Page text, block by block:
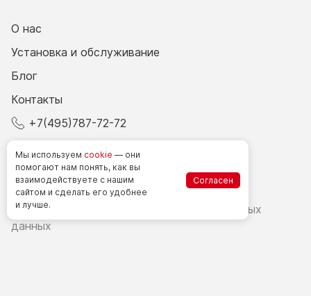
О нас
Установка и обслуживание
Блог
Контакты
+7(495)787-72-72
Счетчики посетителей в РФ
Политика в области обработки персональных
данных
Мы используем cookie — они
помогают нам понять, как вы
взаимодействуете с нашим
сайтом и сделать его удобнее
и лучше.
Согласен